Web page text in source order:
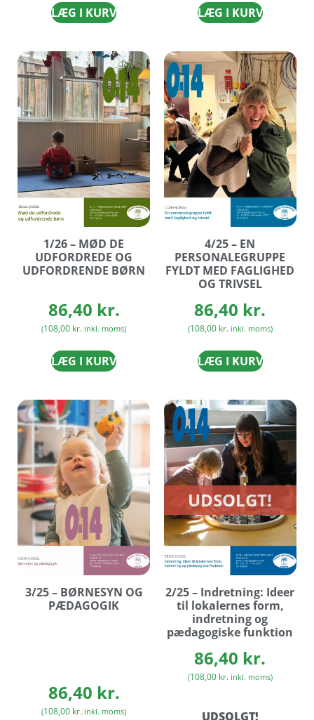
LÆG I KURV LÆG I KURV
1/26 – MØD DE
UDFORDREDE OG
UDFORDRENDE BØRN
86,40 kr.
(108,00 kr. inkl. moms)
LÆG I KURV
4/25 – EN
PERSONALEGRUPPE
FYLDT MED FAGLIGHED
OG TRIVSEL
86,40 kr.
(108,00 kr. inkl. moms)
LÆG I KURV
3/25 – BØRNESYN OG
PÆDAGOGIK
86,40 kr.
(108,00 kr. inkl. moms)
UDSOLGT!
2/25 – Indretning: Ideer
til lokalernes form,
indretning og
pædagogiske funktion
86,40 kr.
(108,00 kr.inkl. moms)
UDSOLGT!